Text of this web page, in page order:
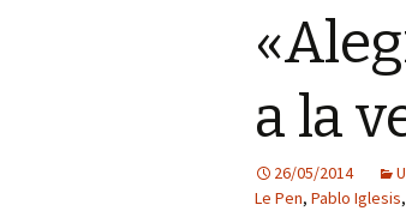
a la
26/05/2014
Le Pen, Pablo Iglesis,